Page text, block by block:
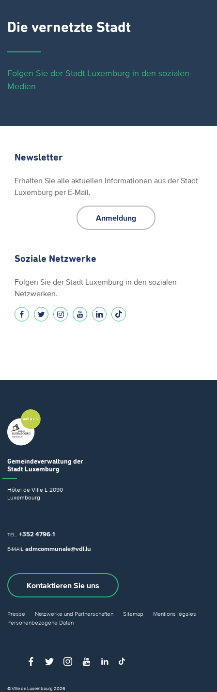
Die vernetzte Stadt
Folgen Sie der Stadt Luxemburg in den sozialen
Medien
Newsletter
Erhalten Sie alle aktuellen Informationen aus der Stadt
Luxemburg per E-Mail.
Anmeldung
Soziale Netzwerke
Folgen Sie der Stadt Luxemburg in den sozialen
Netzwerken.
Gemeindeverwaltung der
Stadt Luxemburg
Hôtel de Ville L-2090
Luxembourg
TEL. +352 4796-1
E-MAIL admcommunale@vdl.lu
Kontaktieren Sie uns
Presse Netzwerke und Partnerschaften Sitemap
Mentions légales
Personenbezogene Daten
© Ville de Luxembourg 2026